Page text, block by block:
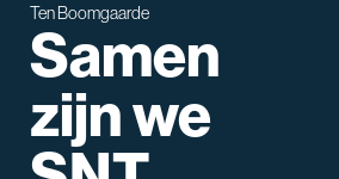
Ten Boomgaarde
Samen
zijn we